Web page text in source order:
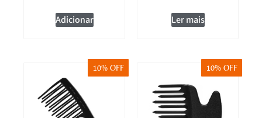
Adicionar Ler mais
10% OFF 10% OFF